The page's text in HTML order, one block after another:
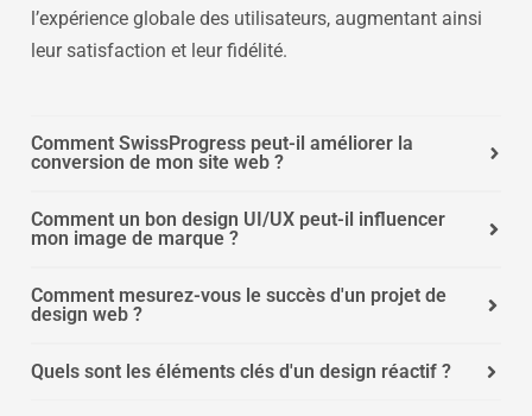
l’expérience globale des utilisateurs, augmentant ainsi
leur satisfaction et leur fidélité.
Comment SwissProgress peut-il améliorer la
conversion de mon site web ?
Comment un bon design UI/UX peut-il influencer
mon image de marque ?
Comment mesurez-vous le succès d'un projet de
design web ?
Quels sont les éléments clés d'un design réactif ?